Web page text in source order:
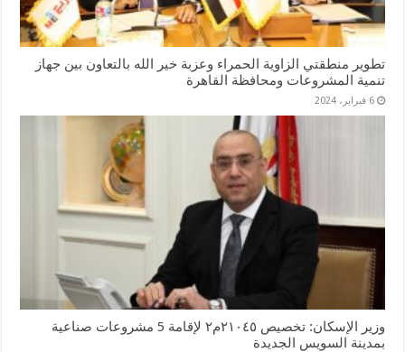
تطوير منطقتي الزاوية الحمراء وعزبة خير الله بالتعاون بين جهاز
تنمية المشروعات ومحافظة القاهرة
6 فبراير، 2024
وزير الإسكان: تخصيص ٢١٠٤٥م٢ لإقامة 5 مشروعات صناعية
بمدينة السويس الجديدة